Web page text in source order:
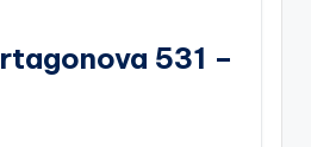
531 –